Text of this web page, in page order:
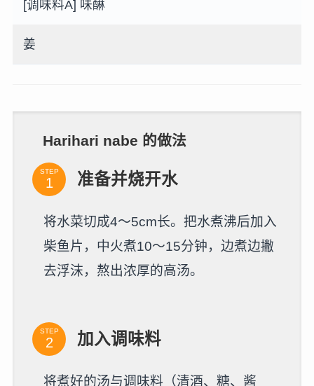
[调味料A] 味醂
姜
Harihari nabe 的做法
STEP 准备并烧开水
将水菜切成4～5cm长。把水煮沸后加入
柴鱼片，中火煮10～15分钟，边煮边撇
去浮沫，熬出浓厚的高汤。
STEP 加入调味料
将煮好的汤与调味料（清酒、糖、酱